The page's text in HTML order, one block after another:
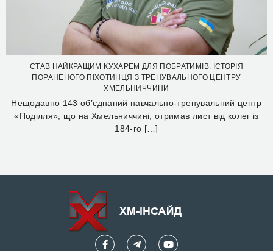
СТАВ НАЙКРАЩИМ КУХАРЕМ ДЛЯ ПОБРАТИМІВ: ІСТОРІЯ
ПОРАНЕНОГО ПІХОТИНЦЯ З ТРЕНУВАЛЬНОГО ЦЕНТРУ
ХМЕЛЬНИЧЧИНИ
Нещодавно 143 об’єднаний навчально-тренувальний центр
«Поділля», що на Хмельниччині, отримав лист від колег із
184-го […]